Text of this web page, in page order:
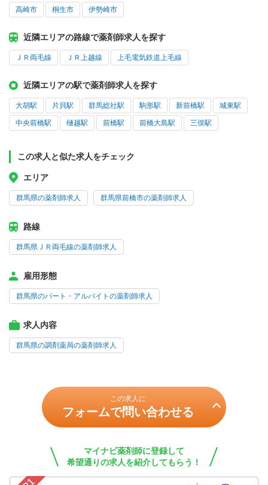
高崎市 桐生市 伊勢崎市
近隣エリアの路線で薬剤師求人を探す
ＪＲ両毛線 ＪＲ上越線 上毛電気鉄道上毛線
近隣エリアの駅で薬剤師求人を探す
大胡駅 片貝駅 群馬総社駅 駒形駅 新前橋駅 城東駅
中央前橋駅 樋越駅 前橋駅 前橋大島駅 三俣駅
この求人と似た求人をチェック
エリア
群馬県の薬剤師求人 群馬県前橋市の薬剤師求人
路線
群馬県ＪＲ両毛線の薬剤師求人
雇用形態
群馬県のパート・アルバイトの薬剤師求人
求人内容
群馬県の調剤薬局の薬剤師求人
この求人に
フォームで問い合わせる
マイナビ薬剤師に登録して
希望通りの求人を紹介してもらう！